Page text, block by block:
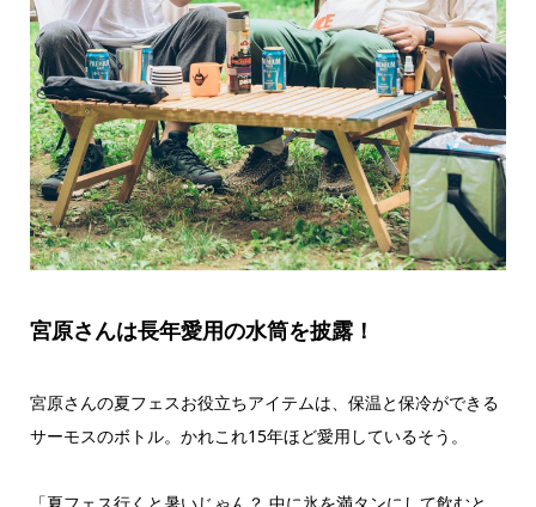
宮原さんは長年愛用の水筒を披露！
宮原さんの夏フェスお役立ちアイテムは、保温と保冷ができる
サーモスのボトル。かれこれ15年ほど愛用しているそう。